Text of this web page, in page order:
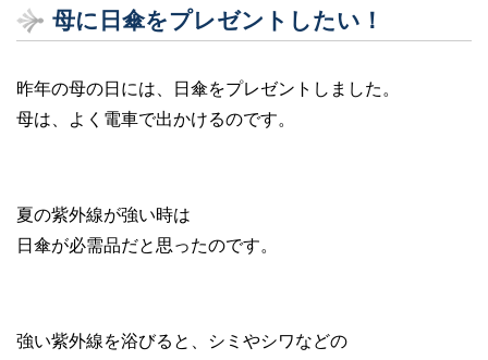
母に日傘をプレゼントしたい！
昨年の母の日には、日傘をプレゼントしました。
母は、よく電車で出かけるのです。
夏の紫外線が強い時は
日傘が必需品だと思ったのです。
強い紫外線を浴びると、シミやシワなどの